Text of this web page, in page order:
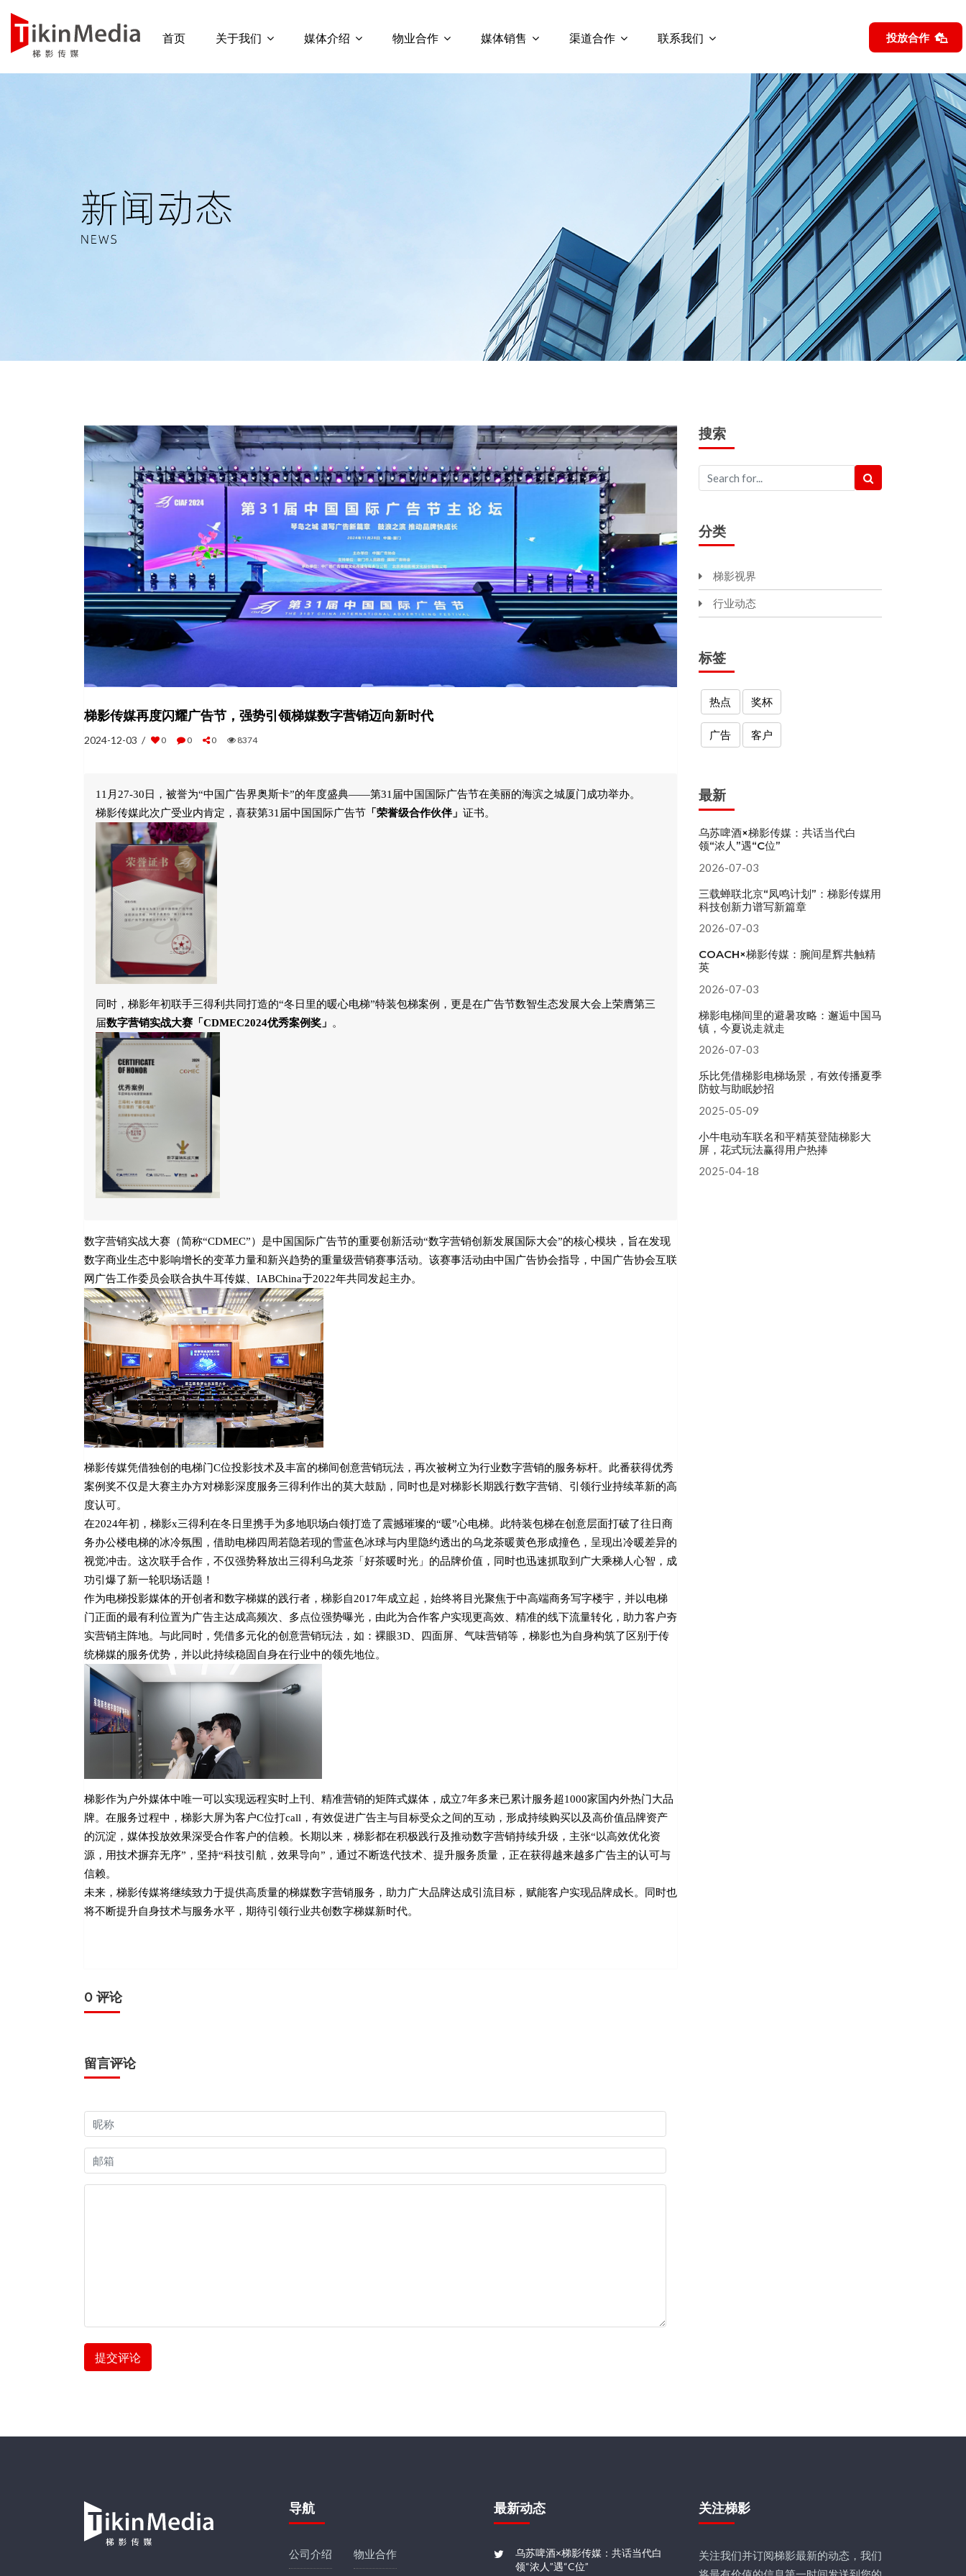
首页 关于我们 媒体介绍 物业合作 媒体销售 渠道合作 联系我们 投放合作
梯影传媒再度闪耀广告节，强势引领梯媒数字营销迈向新时代
2024-12-03 / 0 0 0 8374
11月27-30日，被誉为“中国广告界奥斯卡”的年度盛典——第31届中国国际广告节在美丽的海滨之城厦门成功举办。
梯影传媒此次广受业内肯定，喜获第31届中国国际广告节 「荣誉级合作伙伴」 证书。
同时，梯影年初联手三得利共同打造的“冬日里的暖心电梯”特装包梯案例，更是在广告节数智生态发展大会上荣膺第三
届数字营销实战大赛「CDMEC2024优秀案例奖」 。
数字营销实战大赛（简称“CDMEC”）是中国国际广告节的重要创新活动“数字营销创新发展国际大会”的核心模块，旨在发现
数字商业生态中影响增长的变革力量和新兴趋势的重量级营销赛事活动。该赛事活动由中国广告协会指导，中国广告协会互联
网广告工作委员会联合执牛耳传媒、IABChina于2022年共同发起主办。
梯影传媒凭借独创的电梯门C位投影技术及丰富的梯间创意营销玩法，再次被树立为行业数字营销的服务标杆。此番获得优秀
案例奖不仅是大赛主办方对梯影深度服务三得利作出的莫大鼓励，同时也是对梯影长期践行数字营销、引领行业持续革新的高
度认可。
在2024年初，梯影x三得利在冬日里携手为多地职场白领打造了震撼璀璨的“暖”心电梯。此特装包梯在创意层面打破了往日商
务办公楼电梯的冰冷氛围，借助电梯四周若隐若现的雪蓝色冰球与内里隐约透出的乌龙茶暖黄色形成撞色，呈现出冷暖差异的
视觉冲击。这次联手合作，不仅强势释放出三得利乌龙茶「好茶暖时光」的品牌价值，同时也迅速抓取到广大乘梯人心智，成
功引爆了新一轮职场话题！
作为电梯投影媒体的开创者和数字梯媒的践行者，梯影自2017年成立起，始终将目光聚焦于中高端商务写字楼宇，并以电梯
门正面的最有利位置为广告主达成高频次、多点位强势曝光，由此为合作客户实现更高效、精准的线下流量转化，助力客户夯
实营销主阵地。与此同时，凭借多元化的创意营销玩法，如：裸眼3D、四面屏、气味营销等，梯影也为自身构筑了区别于传
统梯媒的服务优势，并以此持续稳固自身在行业中的领先地位。
梯影作为户外媒体中唯一可以实现远程实时上刊、精准营销的矩阵式媒体，成立7年多来已累计服务超1000家国内外热门大品
牌。在服务过程中，梯影大屏为客户C位打call，有效促进广告主与目标受众之间的互动，形成持续购买以及高价值品牌资产
的沉淀，媒体投放效果深受合作客户的信赖。长期以来，梯影都在积极践行及推动数字营销持续升级，主张“以高效优化资
源，用技术摒弃无序”，坚持“科技引航，效果导向”，通过不断迭代技术、提升服务质量，正在获得越来越多广告主的认可与
信赖。
未来，梯影传媒将继续致力于提供高质量的梯媒数字营销服务，助力广大品牌达成引流目标，赋能客户实现品牌成长。同时也
将不断提升自身技术与服务水平，期待引领行业共创数字梯媒新时代。
0 评论
留言评论
提交评论
搜索
分类
梯影视界
行业动态
标签
热点 奖杯
广告 客户
最新
乌苏啤酒×梯影传媒：共话当代白
领“浓人”遇“C位”
2026-07-03
三载蝉联北京“凤鸣计划”：梯影传媒用
科技创新力谱写新篇章
2026-07-03
COACH×梯影传媒：腕间星辉共触精
英
2026-07-03
梯影电梯间里的避暑攻略：邂逅中国马
镇，今夏说走就走
2026-07-03
乐比凭借梯影电梯场景，有效传播夏季
防蚊与助眠妙招
2025-05-09
小牛电动车联名和平精英登陆梯影大
屏，花式玩法赢得用户热捧
2025-04-18
导航
公司介绍 物业合作
最新动态
乌苏啤酒×梯影传媒：共话当代白
领“浓人”遇“C位”
关注梯影
关注我们并订阅梯影最新的动态，我们